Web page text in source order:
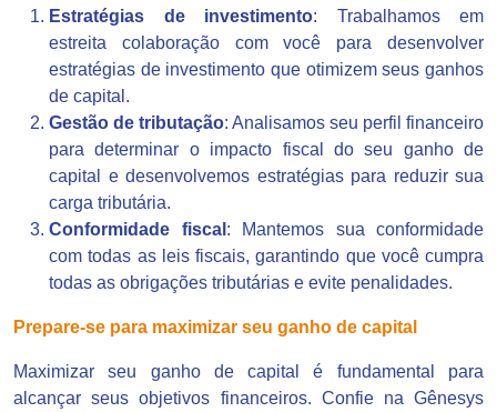
Estratégias de investimento: Trabalhamos em
estreita colaboração com você para desenvolver
estratégias de investimento que otimizem seus ganhos
de capital.
Gestão de tributação: Analisamos seu perfil financeiro
para determinar o impacto fiscal do seu ganho de
capital e desenvolvemos estratégias para reduzir sua
carga tributária.
Conformidade fiscal : Mantemos sua conformidade
com todas as leis fiscais, garantindo que você cumpra
todas as obrigações tributárias e evite penalidades.
Prepare-se para maximizar seu ganho de capital
Maximizar seu ganho de capital é fundamental para
alcançar seus objetivos financeiros. Confie na Gênesys